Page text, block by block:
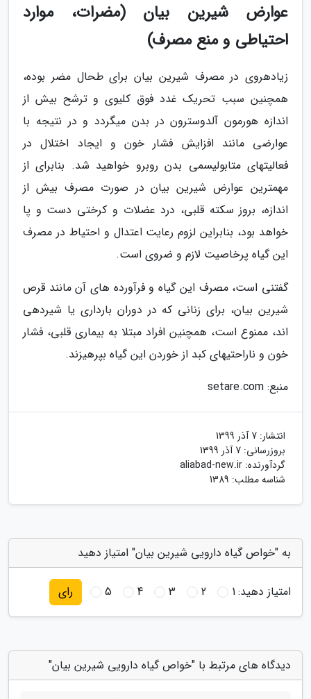
عوارض شیرین بیان (مضرات، موارد
احتیاطی و منع مصرف)
زیادهروی در مصرف شیرین بیان برای طحال مضر بوده،
همچنین سبب تحریک غدد فوق کلیوی و ترشح بیش از
اندازه هورمون آلدوسترون در بدن میگردد و در نتیجه با
عوارضی مانند افزایش فشار خون و ایجاد اختلال در
فعالیتهای متابولیسمی بدن روبرو خواهید شد. بنابرای از
مهمترین عوارض شیرین بیان در صورت مصرف بیش از
اندازه، بروز سکته قلبی، درد عضلات و کرختی دست و پا
خواهد بود، بنابراین لزوم رعایت اعتدال و احتیاط در مصرف
این گیاه پرخاصیت لازم و ضروی است.
گفتنی است، مصرف این گیاه و فرآورده های آن مانند قرص
شیرین بیان، برای زنانی که در دوران بارداری یا شیردهی
اند، ممنوع است، همچنین افراد مبتلا به بیماری قلبی، فشار
خون و ناراحتیهای کبد از خوردن این گیاه بپرهیزند.
منبع: setare.com
انتشار: 7 آذر 1399
بروزرسانی: 7 آذر 1399
گردآورنده: aliabad-new.ir
شناسه مطلب: 1389
به "خواص گیاه دارویی شیرین بیان" امتیاز دهید
امتیاز دهید:1
2
3
4
5 رای
دیدگاه های مرتبط با "خواص گیاه دارویی شیرین بیان"